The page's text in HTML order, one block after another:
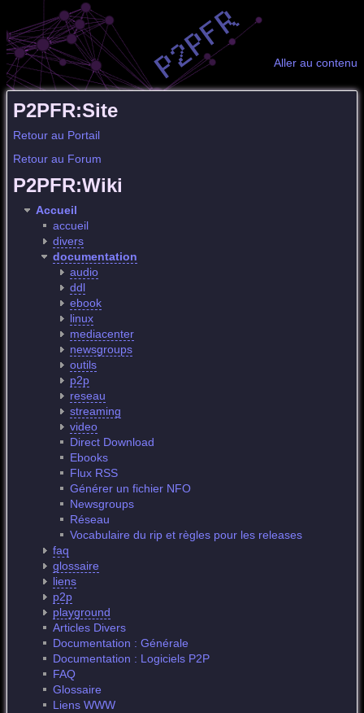
Aller au contenu
P2PFR:Site
Retour au Portail
Retour au Forum
P2PFR:Wiki
Accueil
accueil
divers
documentation
audio
ddl
ebook
linux
mediacenter
newsgroups
outils
p2p
reseau
streaming
video
Direct Download
Ebooks
Flux RSS
Générer un fichier NFO
Newsgroups
Réseau
Vocabulaire du rip et règles pour les releases
faq
glossaire
liens
p2p
playground
Articles Divers
Documentation : Générale
Documentation : Logiciels P2P
FAQ
Glossaire
Liens WWW